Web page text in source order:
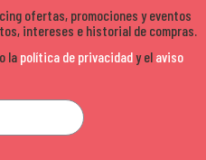
ofertas, promociones y eventos
intereses e historial de compras.
la política de privacidady el aviso